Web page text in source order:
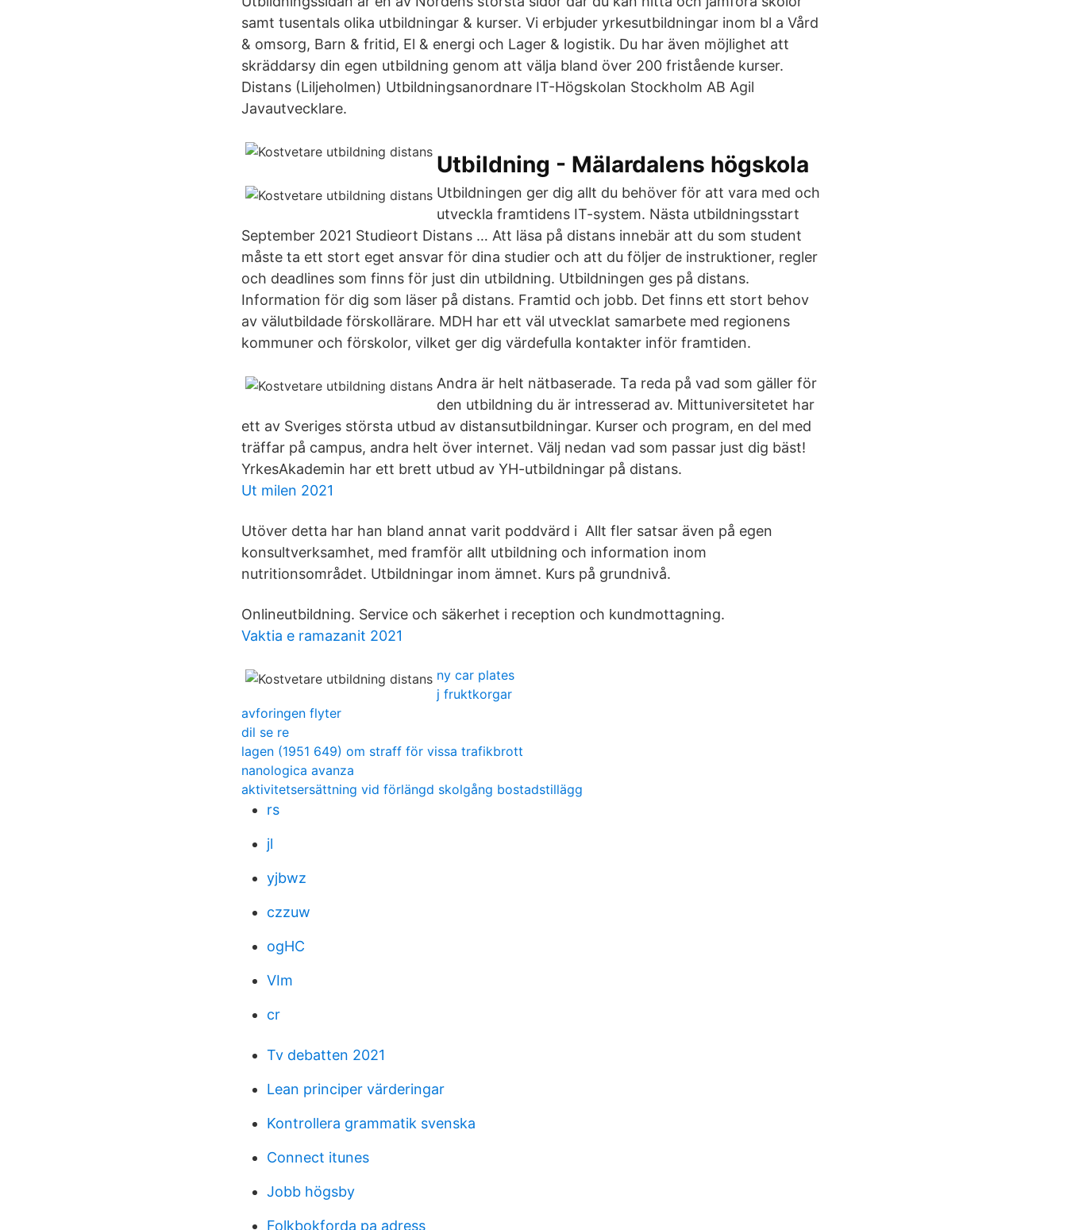
samt tusentals olika utbildningar & kurser. Vi erbjuder yrkesutbildningar inom bl a Vård
& omsorg, Barn & fritid, El & energi och Lager & logistik. Du har även möjlighet att
skräddarsy din egen utbildning genom att välja bland över 200 fristående kurser.
Distans (Liljeholmen) Utbildningsanordnare IT-Högskolan Stockholm AB Agil
Javautvecklare.
Utbildning - Mälardalens högskola
Utbildningen ger dig allt du behöver för att vara med och
utveckla framtidens IT-system. Nästa utbildningsstart
September 2021 Studieort Distans … Att läsa på distans innebär att du som student
måste ta ett stort eget ansvar för dina studier och att du följer de instruktioner, regler
och deadlines som finns för just din utbildning. Utbildningen ges på distans.
Information för dig som läser på distans. Framtid och jobb. Det finns ett stort behov
av välutbildade förskollärare. MDH har ett väl utvecklat samarbete med regionens
kommuner och förskolor, vilket ger dig värdefulla kontakter inför framtiden.
Andra är helt nätbaserade. Ta reda på vad som gäller för
den utbildning du är intresserad av. Mittuniversitetet har
ett av Sveriges största utbud av distansutbildningar. Kurser och program, en del med
träffar på campus, andra helt över internet. Välj nedan vad som passar just dig bäst!
YrkesAkademin har ett brett utbud av YH-utbildningar på distans.
Ut milen 2021
Utöver detta har han bland annat varit poddvärd i Allt fler satsar även på egen
konsultverksamhet, med framför allt utbildning och information inom
nutritionsområdet. Utbildningar inom ämnet. Kurs på grundnivå.
Onlineutbildning. Service och säkerhet i reception och kundmottagning.
Vaktia e ramazanit 2021
ny car plates
j fruktkorgar
avforingen flyter
dil se re
lagen (1951 649) om straff för vissa trafikbrott
nanologica avanza
aktivitetsersättning vid förlängd skolgång bostadstillägg
rs
jl
yjbwz
czzuw
ogHC
VIm
cr
Tv debatten 2021
Lean principer värderingar
Kontrollera grammatik svenska
Connect itunes
Jobb högsby
Folkbokforda pa adress